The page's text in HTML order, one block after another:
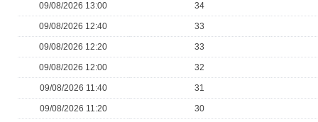
09/08/2026 13:00 34
09/08/2026 12:40 33
09/08/2026 12:20 33
09/08/2026 12:00 32
09/08/2026 11:40 31
09/08/2026 11:20 30